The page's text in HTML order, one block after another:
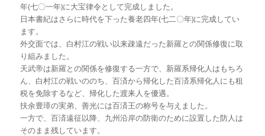
年(七〇一年)に大宝律令として完成しました。
日本書紀はさらに時代を下った養老四年(七二〇年)に完成してい
ます。
外交面では、白村江の戦い以来疎遠だった新羅との関係修復に取
り組みました。
天武帝は新羅との関係を修復する一方で、新羅系帰化人はもちろ
ん、白村江の戦いののち、百済から帰化した百済系帰化人にも租
税を免除するなど、帰化した渡来人を優遇。
扶余豊璋の実弟、善光には百済王の称号を与えました。
一方で、百済遠征以降、九州沿岸の防衛のために設置した防人は
そのまま残しています。